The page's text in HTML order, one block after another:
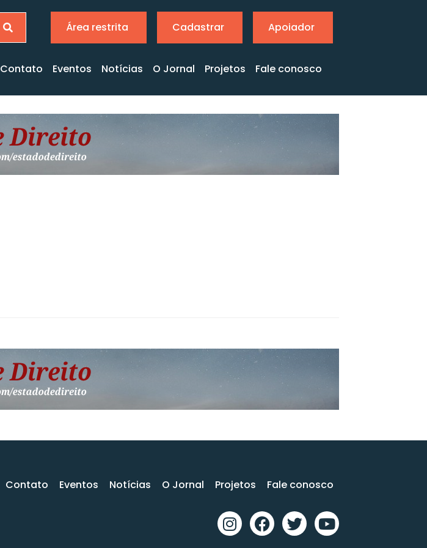
Área restrita Cadastrar Apoiador
Contato Eventos Notícias O Jornal Projetos Fale conosco
Contato Eventos Notícias O Jornal Projetos Fale conosco